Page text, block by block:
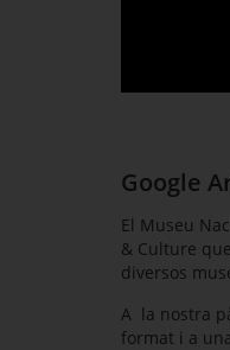
Google
El Museu
& Culture
diversos
A la nostra
format i a